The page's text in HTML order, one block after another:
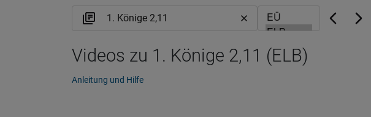
Videos zu 1. Könige 2,11 (ELB)
Anleitung und Hilfe